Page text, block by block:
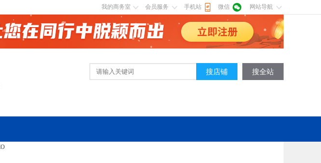
我的商务室 会员服务 手机站 微信 网站导航
搜店铺 搜全站